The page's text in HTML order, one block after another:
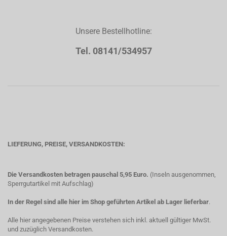
Unsere Bestellhotline:
Tel. 08141/534957
LIEFERUNG, PREISE, VERSANDKOSTEN:
Die Versandkosten betragen pauschal 5,95 Euro. (Inseln ausgenommen,
Sperrgutartikel mit Aufschlag)
In der Regel sind alle hier im Shop geführten Artikel ab Lager lieferbar.
Alle hier angegebenen Preise verstehen sich inkl. aktuell gültiger MwSt.
und zuzüglich Versandkosten.